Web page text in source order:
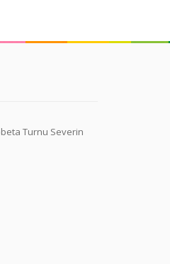
Turnu Severin